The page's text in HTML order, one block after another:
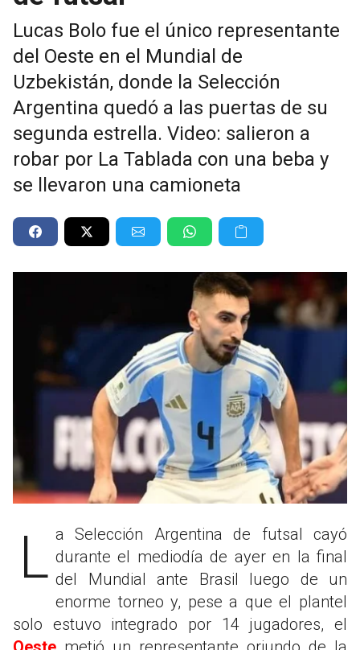
Lucas Bolo fue el único representante
del Oeste en el Mundial de
Uzbekistán, donde la Selección
Argentina quedó a las puertas de su
segunda estrella. Video: salieron a
robar por La Tablada con una beba y
se llevaron una camioneta
La Selección Argentina de futsal cayó durante el mediodía de ayer en la final
del Mundial ante Brasil luego de un
enorme torneo y, pese a que el plantel
solo estuvo integrado por 14 jugadores, el